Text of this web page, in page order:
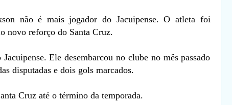
não é mais jogador do Jacuipense. O atleta foi
novo reforço do Santa Cruz.
Ele desembarcou no clube no mês passado
disputadas e dois gols marcados.
Cruz até o término da temporada.